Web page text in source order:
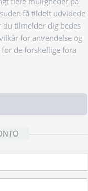
få tildelt udvidede
tilmelder dig bedes
for anvendelse og
de forskellige fora